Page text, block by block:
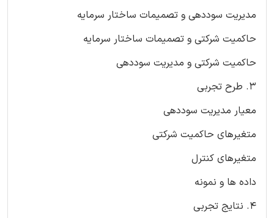
مدیریت سوددهی و تصمیمات ساختار سرمایه
حاکمیت شرکتی و تصمیمات ساختار سرمایه
حاکمیت شرکتی و مدیریت سوددهی
3. طرح تجربی
معیار مدیریت سوددهی
متغیرهای حاکمیت شرکتی
متغیرهای کنترل
داده ها و نمونه
4. نتایج تجربی